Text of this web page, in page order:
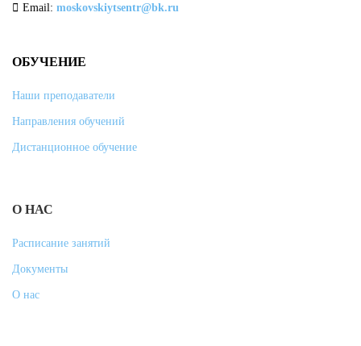
Email: moskovskiytsentr@bk.ru
ОБУЧЕНИЕ
Наши преподаватели
Направления обучений
Дистанционное обучение
О НАС
Расписание занятий
Документы
О нас